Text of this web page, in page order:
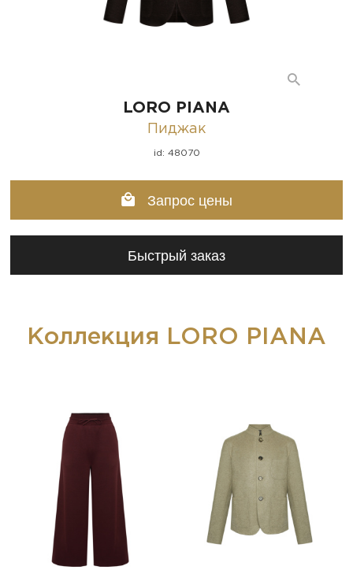
LORO PIANA
Пиджак
id: 48070
Запрос цены
Быстрый заказ
Коллекция LORO PIANA